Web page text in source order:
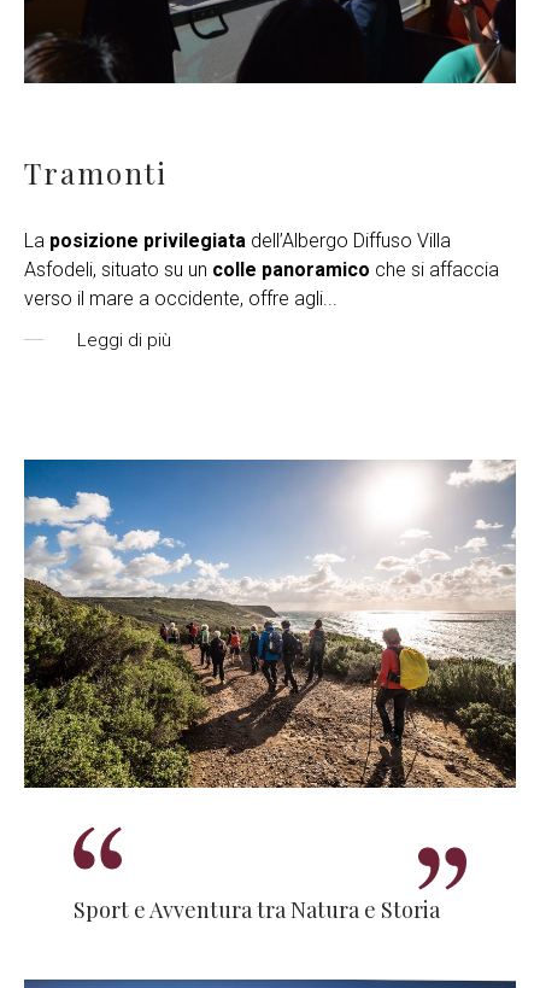
Tramonti
La posizione privilegiata dell’Albergo Diffuso Villa
Asfodeli, situato su un colle panoramico che si affaccia
verso il mare a occidente, offre agli
Leggi di più
Sport e Avventura tra Natura e Storia